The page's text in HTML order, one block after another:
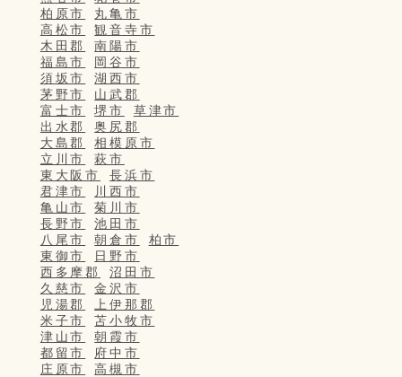
柏原市
丸亀市
高松市
観音寺市
木田郡
南陽市
福島市
岡谷市
須坂市
湖西市
茅野市
山武郡
富士市
堺市
草津市
出水郡
奥尻郡
大島郡
相模原市
立川市
萩市
東大阪市
長浜市
君津市
川西市
亀山市
菊川市
長野市
池田市
八尾市
朝倉市
柏市
東御市
日野市
西多摩郡
沼田市
久慈市
金沢市
児湯郡
上伊那郡
米子市
苫小牧市
津山市
朝霞市
都留市
府中市
庄原市
高槻市